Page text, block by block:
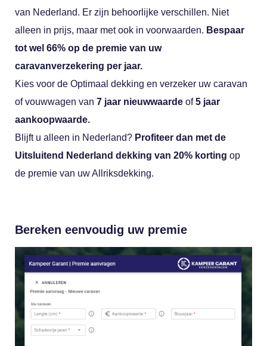
van Nederland. Er zijn behoorlijke verschillen. Niet
alleen in prijs, maar met ook in voorwaarden. Bespaar
tot wel 66% op de premie van uw
caravanverzekering per jaar.
Kies voor de Optimaal dekking en verzeker uw caravan
of vouwwagen van 7 jaar nieuwwaarde of5 jaar
aankoopwaarde.
Blijft u alleen in Nederland? Profiteer dan met de
Uitsluitend Nederland dekking van 20% korting op
de premie van uw Allriksdekking.
Bereken eenvoudig uw premie